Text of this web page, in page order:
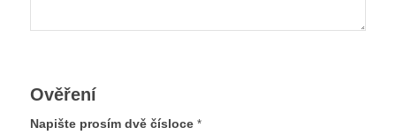
Ověření
Napište prosím dvě čísloce *